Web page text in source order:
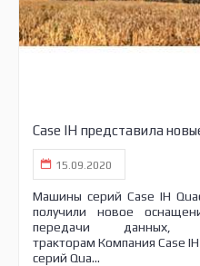
15.09.2020
Машины серий Case IH
получили новое
передачи данных,
тракторам Компания Case
серий Qua...